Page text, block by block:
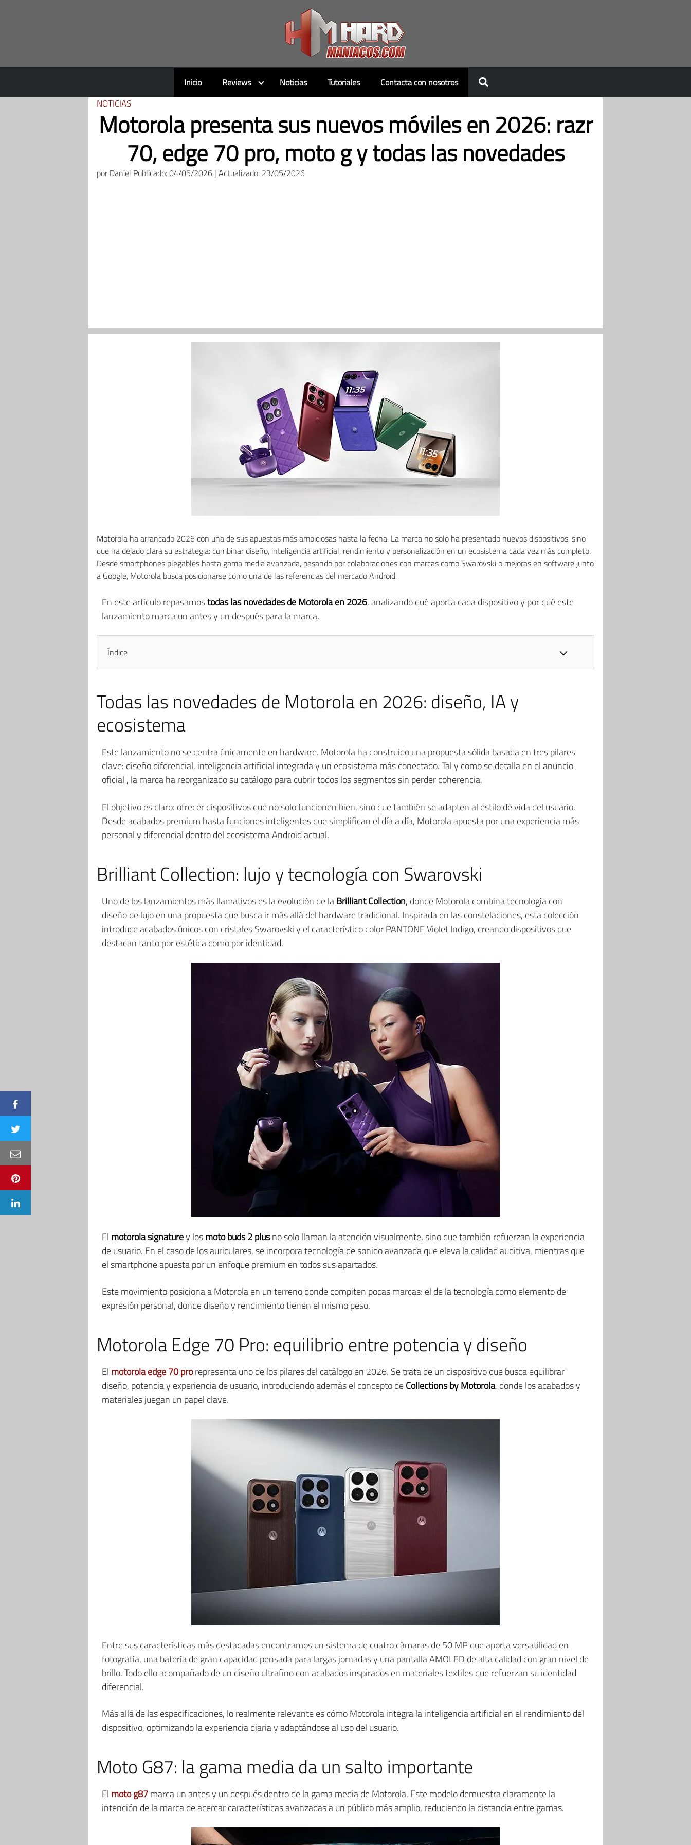
Inicio Reviews Noticias Tutoriales Contacta con nosotros
NOTICIAS
Motorola presenta sus nuevos móviles en 2026: razr
70, edge 70 pro, moto g y todas las novedades
porDaniel Publicado: 04/05/2026 | Actualizado: 23/05/2026
Motorola ha arrancado 2026 con una de sus apuestas más ambiciosas hasta la fecha. La marca no solo ha presentado nuevos dispositivos, sino
que ha dejado clara su estrategia: combinar diseño, inteligencia artificial, rendimiento y personalización en un ecosistema cada vez más completo.
Desde smartphones plegables hasta gama media avanzada, pasando por colaboraciones con marcas como Swarovski o mejoras en software junto
a Google, Motorola busca posicionarse como una de las referencias del mercado Android.
En este artículo repasamostodas las novedades de Motorola en 2026, analizando qué aporta cada dispositivo y por qué este
lanzamiento marca un antes y un después para la marca.
Índice
Todas las novedades de Motorola en 2026: diseño, IA y
ecosistema
Este lanzamiento no se centra únicamente en hardware. Motorola ha construido una propuesta sólida basada en tres pilares
clave: diseño diferencial, inteligencia artificial integrada y un ecosistema más conectado. Tal y como se detalla en el anuncio
oficial , la marca ha reorganizado su catálogo para cubrir todos los segmentos sin perder coherencia.
El objetivo es claro: ofrecer dispositivos que no solo funcionen bien, sino que también se adapten al estilo de vida del usuario.
Desde acabados premium hasta funciones inteligentes que simplifican el día a día, Motorola apuesta por una experiencia más
personal y diferencial dentro del ecosistema Android actual.
Brilliant Collection: lujo y tecnología con Swarovski
Uno de los lanzamientos más llamativos es la evolución de laBrilliant Collection, donde Motorola combina tecnología con
diseño de lujo en una propuesta que busca ir más allá del hardware tradicional. Inspirada en las constelaciones, esta colección
introduce acabados únicos con cristales Swarovski y el característico color PANTONE Violet Indigo, creando dispositivos que
destacan tanto por estética como por identidad.
El motorola signaturey losmoto buds 2 plusno solo llaman la atención visualmente, sino que también refuerzan la experiencia
de usuario. En el caso de los auriculares, se incorpora tecnología de sonido avanzada que eleva la calidad auditiva, mientras que
el smartphone apuesta por un enfoque premium en todos sus apartados.
Este movimiento posiciona a Motorola en un terreno donde compiten pocas marcas: el de la tecnología como elemento de
expresión personal, donde diseño y rendimiento tienen el mismo peso.
Motorola Edge 70 Pro: equilibrio entre potencia y diseño
El motorola edge 70 prorepresenta uno de los pilares del catálogo en 2026. Se trata de un dispositivo que busca equilibrar
diseño, potencia y experiencia de usuario, introduciendo además el concepto deCollections by Motorola, donde los acabados y
materiales juegan un papel clave.
Entre sus características más destacadas encontramos un sistema de cuatro cámaras de 50 MP que aporta versatilidad en
fotografía, una batería de gran capacidad pensada para largas jornadas y una pantalla AMOLED de alta calidad con gran nivel de
brillo. Todo ello acompañado de un diseño ultrafino con acabados inspirados en materiales textiles que refuerzan su identidad
diferencial.
Más allá de las especificaciones, lo realmente relevante es cómo Motorola integra la inteligencia artificial en el rendimiento del
dispositivo, optimizando la experiencia diaria y adaptándose al uso del usuario.
Moto G87: la gama media da un salto importante
El moto g87marca un antes y un después dentro de la gama media de Motorola. Este modelo demuestra claramente la
intención de la marca de acercar características avanzadas a un público más amplio, reduciendo la distancia entre gamas.